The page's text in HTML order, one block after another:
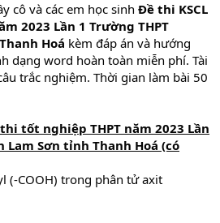
cô và các em học sinh Đề thi KSCL
2023 Lần 1 Trường THPT
Hoá kèm đáp án và hướng
dạng word hoàn toàn miễn phí. Tài
trắc nghiệm. Thời gian làm bài 50
tốt nghiệp THPT năm 2023 Lần
Lam Sơn tỉnh Thanh Hoá (có
(-COOH) trong phân tử axit